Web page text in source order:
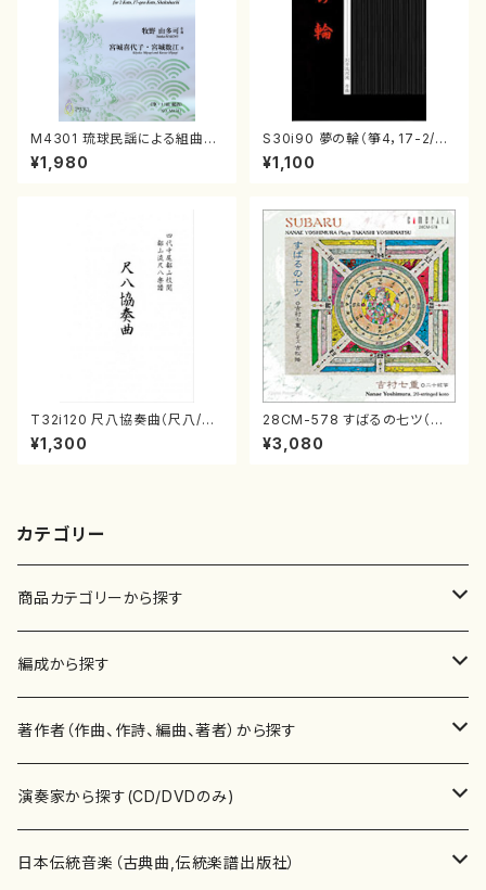
M4301 琉球民謡による組曲
（箏/牧野由多可作曲/宮城喜代
子・宮城数江著/箏曲楽譜）
¥1,980
S30i90 夢の輪（箏4，17-2/沢
井比河流/楽譜）
¥1,100
T32i120 尺八協奏曲（尺八/二
代 山本邦山/尺八/都山式譜）都
山流公刊楽譜曲番:569
¥1,300
28CM-578 すばるの七ツ（二
十絃箏/クラリネット/ヴァイオリ
ン/チェロ/吉松 隆：/CD）
¥3,080
カテゴリー
商品カテゴリーから探す
楽譜
書籍
書籍
テキストブック
CD・DVD
チケット
編成から探す
邦楽器
箏・琴（ソロ）
箏・琴（合奏）
合唱
混声合唱
歌・声
著作者（作曲、作詩、編曲、著者）から探す
あ行
青木省三(アオキ ショウゾウ)
か行
演奏家から探す(CD/DVDのみ)
邦楽（箏、三味線、尺八等）演奏家
日本伝統音楽（古典曲,伝統楽譜出版社）